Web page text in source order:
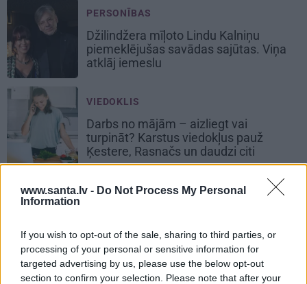
www.santa.lv - Do Not Process My Personal
Information
If you wish to opt-out of the sale, sharing to third parties, or
processing of your personal or sensitive information for
targeted advertising by us, please use the below opt-out
section to confirm your selection. Please note that after your
PERSONĪBAS
Džilindžera mīļoto Lindu Kalniņu
piemeklējušas savādas sajūtas. Viņa
atklāj iemeslu
VIEDOKLIS
Darbs no mājām – aizliegt vai
turpināt? Karstus viedokļus pauž
Ķestere, Rasnačs un daudzi citi
SPORTS
lēmumu un dod solījumu saviem
biedriem
IEVAS RECEPTES